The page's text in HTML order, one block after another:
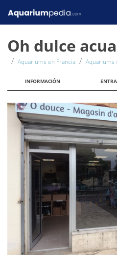
Oh dulce
Aquariums en Francia Aquariums
INFORMACIÓN